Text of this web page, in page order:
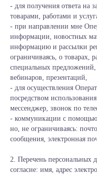
- для получения ответа на
товарами, работами и
- при направлении мне
информации, новостных
информацию и рассылки
ограничиваясь, о товарах,
специальных
вебинаров, презентаций,
- для осуществления
посредством
мессенджер, звонок по
- коммуникации с помощью
но, не ограничиваясь:
сообщения, электронная
2. Перечень персональных
согласие: имя, адрес